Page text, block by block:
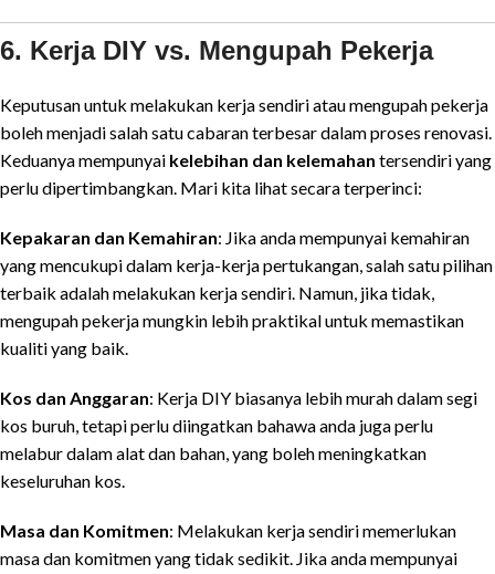
6. Kerja DIY vs. Mengupah Pekerja
Keputusan untuk melakukan kerja sendiri atau mengupah pekerja
boleh menjadi salah satu cabaran terbesar dalam proses renovasi.
Keduanya mempunyai kelebihan dan kelemahan tersendiri yang
perlu dipertimbangkan. Mari kita lihat secara terperinci:
Kepakaran dan Kemahiran: Jika anda mempunyai kemahiran
yang mencukupi dalam kerja-kerja pertukangan, salah satu pilihan
terbaik adalah melakukan kerja sendiri. Namun, jika tidak,
mengupah pekerja mungkin lebih praktikal untuk memastikan
kualiti yang baik.
Kos dan Anggaran: Kerja DIY biasanya lebih murah dalam segi
kos buruh, tetapi perlu diingatkan bahawa anda juga perlu
melabur dalam alat dan bahan, yang boleh meningkatkan
keseluruhan kos.
Masa dan Komitmen: Melakukan kerja sendiri memerlukan
masa dan komitmen yang tidak sedikit. Jika anda mempunyai